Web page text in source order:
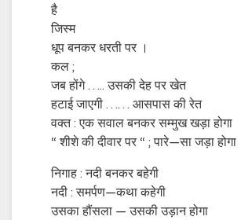
है
जिस्म
धूप बनकर धरती पर ।
कल ;
जब होंगे ….. उसकी देह पर खेत
हटाई जाएगी …… आसपास की रेत
वक्त : एक सवाल बनकर सम्मुख खड़ा होगा
“ शीशे की दीवार पर “ ; पारे—सा जड़ा होगा
निगाह : नदी बनकर बहेगी
नदी : समर्पण—कथा कहेगी
उसका हौंसला — उसकी उड़ान होगा